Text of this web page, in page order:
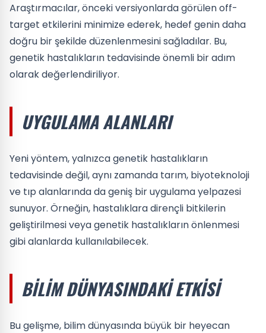
Araştırmacılar, önceki versiyonlarda görülen off-
target etkilerini minimize ederek, hedef genin daha
doğru bir şekilde düzenlenmesini sağladılar. Bu,
genetik hastalıkların tedavisinde önemli bir adım
olarak değerlendiriliyor.
UYGULAMA ALANLARI
Yeni yöntem, yalnızca genetik hastalıkların
tedavisinde değil, aynı zamanda tarım, biyoteknoloji
ve tıp alanlarında da geniş bir uygulama yelpazesi
sunuyor. Örneğin, hastalıklara dirençli bitkilerin
geliştirilmesi veya genetik hastalıkların önlenmesi
gibi alanlarda kullanılabilecek.
BILIM DÜNYASINDAKI ETKISI
Bu gelişme, bilim dünyasında büyük bir heyecan